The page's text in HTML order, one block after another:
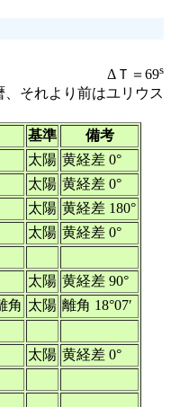
ΔＴ＝69s
、それより前はユリウス
基準
備考
太陽 黄経差 0°
太陽 黄経差 0°
太陽 黄経差 180°
太陽 黄経差 0°
太陽 黄経差 90°
角 太陽 離角 18°07′
太陽 黄経差 0°